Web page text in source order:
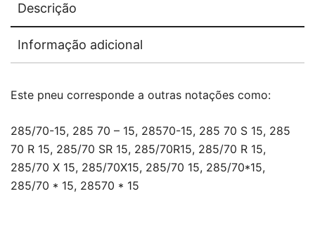
Descrição
Informação adicional
Este pneu corresponde a outras notações como:
285/70-15, 285 70 – 15, 28570-15, 285 70 S 15, 285
70 R 15, 285/70 SR 15, 285/70R15, 285/70 R 15,
285/70 X 15, 285/70X15, 285/70 15, 285/70*15,
285/70 * 15, 28570 * 15